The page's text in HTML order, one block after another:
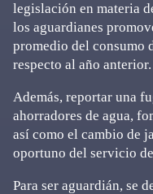
legislación en materia
los aguardianes
promedio del consumo
respecto al año anterior.
Además, reportar una
ahorradores de agua,
así como el cambio de
oportuno del servicio
Para ser aguardián, se